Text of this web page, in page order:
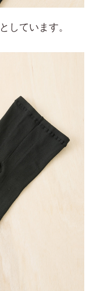
しています。